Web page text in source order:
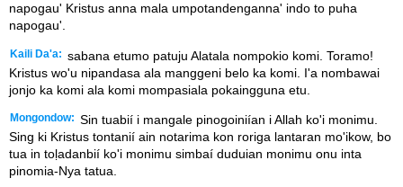
napogau' Kristus anna mala umpotandenganna' indo to puha
napogau'.
Kaili Da'a: sabana etumo patuju Alatala nompokio komi. Toramo!
Kristus wo'u nipandasa ala manggeni belo ka komi. I'a nombawai
jonjo ka komi ala komi mompasiala pokaingguna etu.
Mongondow: Sin tuabií i mangale pinogoiniían i Allah ko'i monimu.
Sing ki Kristus tontanií ain notarima kon roriga lantaran mo'ikow, bo
tua in toḷadanbií ko'i monimu simbaí duduian monimu onu inta
pinomia-Nya tatua.